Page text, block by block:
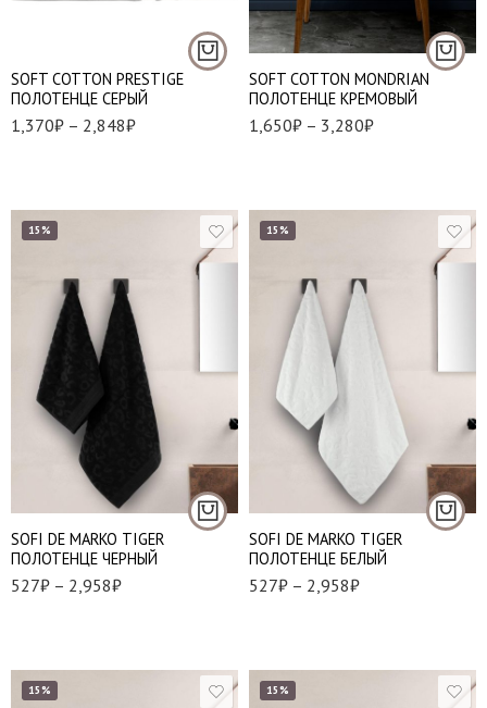
SOFT СOTTON PRESTIGE
ПОЛОТЕНЦЕ СЕРЫЙ
1,370₽ – 2,848₽
SOFT СOTTON MONDRIAN
ПОЛОТЕНЦЕ КРЕМОВЫЙ
1,650₽ – 3,280₽
85*150 см. - 1 шт.
15%
SOFI DE MARKO TIGER
ПОЛОТЕНЦЕ ЧЕРНЫЙ
527₽ – 2,958₽
30*50 см. - 1 шт.
50*90 см. - 1 шт.
70*140 см. - 1 шт.
100*150 см. - 1 шт
15%
SOFI DE MARKO TIGER
ПОЛОТЕНЦЕ БЕЛЫЙ
527₽ – 2,958₽
30*50 см. - 1 шт.
50*90 см. - 1 шт.
70*140 см. - 1 шт.
100*150 см. - 1 шт
15% 15%